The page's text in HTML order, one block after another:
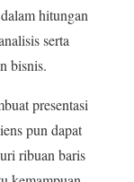
hitungan
serta
bisnis.
presentasi
pun dapat
ribuan baris